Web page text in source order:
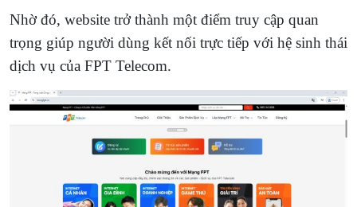
Nhờ đó, website trở thành một điểm truy cập quan
trọng giúp người dùng kết nối trực tiếp với hệ sinh thái
dịch vụ của FPT Telecom.